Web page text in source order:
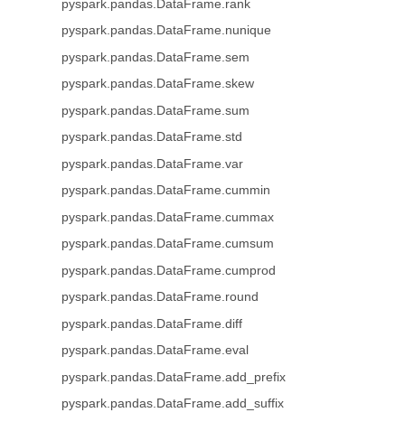
pyspark.pandas.DataFrame.rank
pyspark.pandas.DataFrame.nunique
pyspark.pandas.DataFrame.sem
pyspark.pandas.DataFrame.skew
pyspark.pandas.DataFrame.sum
pyspark.pandas.DataFrame.std
pyspark.pandas.DataFrame.var
pyspark.pandas.DataFrame.cummin
pyspark.pandas.DataFrame.cummax
pyspark.pandas.DataFrame.cumsum
pyspark.pandas.DataFrame.cumprod
pyspark.pandas.DataFrame.round
pyspark.pandas.DataFrame.diff
pyspark.pandas.DataFrame.eval
pyspark.pandas.DataFrame.add_prefix
pyspark.pandas.DataFrame.add_suffix